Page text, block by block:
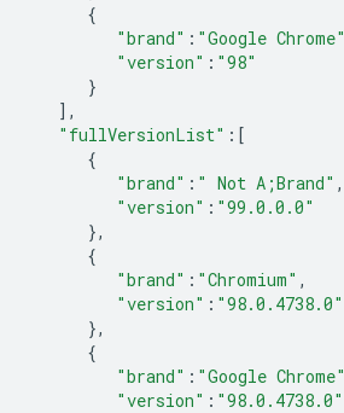
{
"brand" : "Google Chrome"
"version" : "98"
}
],
"fullVersionList" : [
{
"brand" : " Not A;Brand" ,
"version" : "99.0.0.0"
},
{
"brand" : "Chromium" ,
"version" : "98.0.4738.0"
},
{
"brand" : "Google Chrome"
"version" : "98.0.4738.0"